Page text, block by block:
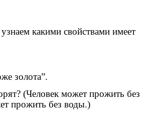
какими свойствами имеет
золота”.
(Человек может прожить без
прожить без воды.)